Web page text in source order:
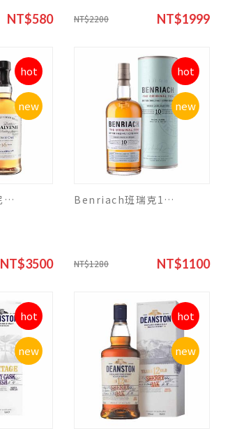
NT$580 NT$2200 NT$1999
hot
new
BALVENIE百富尼16年法國皮諾甜酒桶
NT$3500
hot
new
Benriach班瑞克10 年
NT$1280 NT$1100
hot
new
hot
new